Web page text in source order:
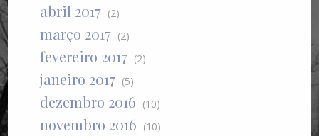
abril 2017 (2)
março 2017 (2)
fevereiro 2017 (2)
janeiro 2017 (5)
dezembro 2016 (10)
novembro 2016 (10)